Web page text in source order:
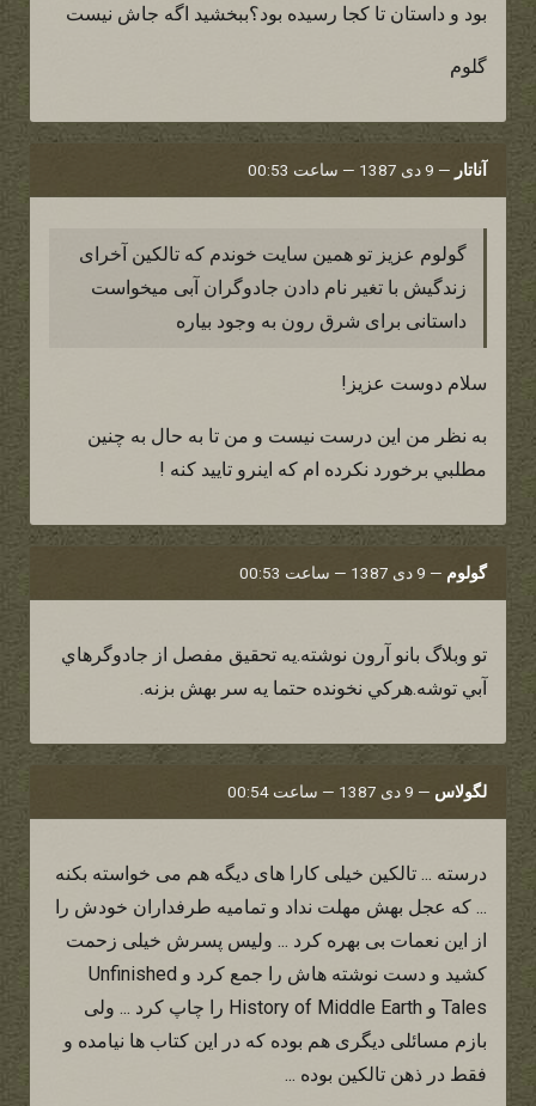
بود و داستان تا كجا رسيده بود؟ببخشيد اگه جاش نيست
گلوم
آناتار — 9 دی 1387 — ساعت 00:53
گولوم عزیز تو همين سايت خوندم كه تالکین آخرای
زندگیش با تغیر نام دادن جادوگران آبی میخواست
داستانی برای شرق رون به وجود بیاره
سلام دوست عزيز!
به نظر من اين درست نيست و من تا به حال به چنين
مطلبي برخورد نكرده ام كه اينرو تاييد كنه !
گولوم — 9 دی 1387 — ساعت 00:53
تو وبلاگ بانو آرون نوشته.يه تحقيق مفصل از جادوگرهاي
آبي توشه.هركي نخونده حتما يه سر بهش بزنه.
لگولاس — 9 دی 1387 — ساعت 00:54
درسته ... تالکین خیلی کارا های دیگه هم می خواسته بکنه
... که عجل بهش مهلت نداد و تمامیه طرفداران خودش را
از این نعمات بی بهره کرد ... ولیس پسرش خیلی زحمت
کشید و دست نوشته هاش را جمع کرد و Unfinished
Tales و History of Middle Earth را چاپ کرد ... ولی
بازم مسائلی دیگری هم بوده که در این کتاب ها نیامده و
فقط در ذهن تالکین بوده ...